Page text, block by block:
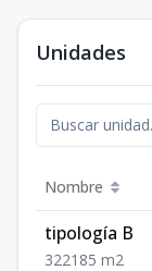
Unidades
Nombre
tipología B
322185 m2